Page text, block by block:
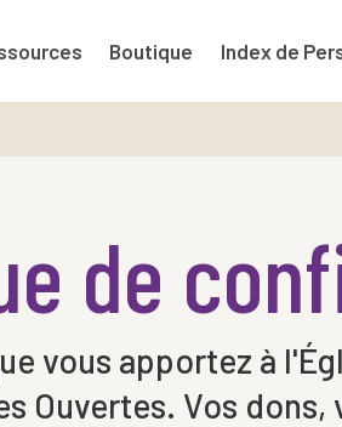
Boutique Index de
de
vous apportez à
Ouvertes. Vos